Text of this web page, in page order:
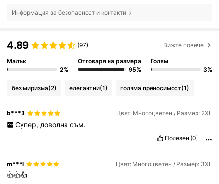
Информация за безопасност и контакти
4.89 (97) Вижте повече
Малък
2%
Отговаря на размера
95%
Голям
3%
без миризма(2) елегантни(1) голяма преносимост(1)
b***3 Цвят: Многоцветен / Размер: 2XL
Супер, доволна съм.
Полезен (0)
m***l Цвят: Многоцветен / Размер: 3XL
👍👍👍